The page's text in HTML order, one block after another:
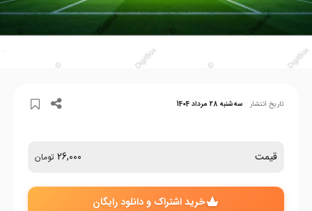
تاریخ انتشار سه‌شنبه 28 مرداد 1404
قیمت 26,000 تومان
خرید اشتراک و دانلود رایگان